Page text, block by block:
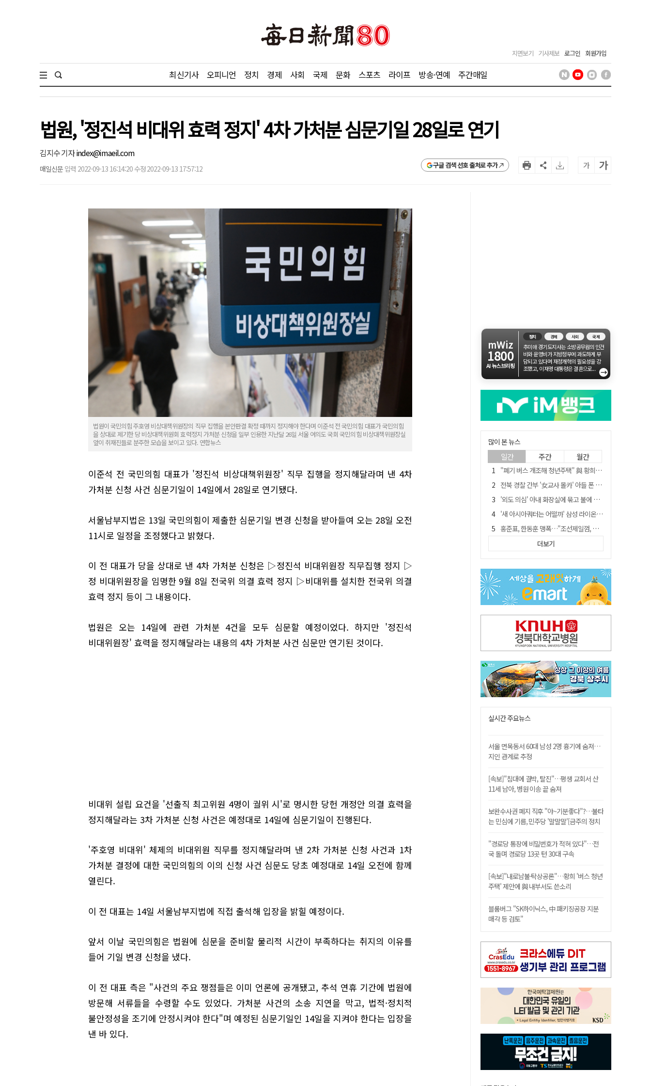
지면보기 기사제보 로그인 회원가입
최신기사 오피니언 정치 경제 사회 국제 문화 스포츠 라이프 방송·연예 주간매일
법원, '정진석 비대위 효력 정지' 4차 가처분 심문기일 28일로 연기
김지수 기자index@imaeil.com
매일신문 입력 2022-09-13 16:14:20 수정 2022-09-13 17:57:12 구글 검색 선호 출처로 추가 가 가
법원이 국민의힘 주호영 비상대책위원장의 직무 집행을 본안판결 확정 때까지 정지해야 한다며 이준석 전 국민의힘 대표가 국민의힘
을 상대로 제기한 당 비상대책위원회 효력정지 가처분 신청을 일부 인용한 지난달 26일 서울 여의도 국회 국민의힘 비상대책위원장실
앞이 취재진들로 분주한 모습을 보이고 있다. 연합뉴스
이준석 전 국민의힘 대표가 '정진석 비상대책위원장' 직무 집행을 정지해달라며 낸 4차
가처분 신청 사건 심문기일이 14일에서 28일로 연기됐다.
서울남부지법은 13일 국민의힘이 제출한 심문기일 변경 신청을 받아들여 오는 28일 오전
11시로 일정을 조정했다고 밝혔다.
이 전 대표가 당을 상대로 낸 4차 가처분 신청은 ▷정진석 비대위원장 직무집행 정지 ▷
정 비대위원장을 임명한 9월 8일 전국위 의결 효력 정지 ▷비대위를 설치한 전국위 의결
효력 정지 등이 그 내용이다.
법원은 오는 14일에 관련 가처분 4건을 모두 심문할 예정이었다. 하지만 '정진석
비대위원장' 효력을 정지해달라는 내용의 4차 가처분 사건 심문만 연기된 것이다.
비대위 설립 요건을 '선출직 최고위원 4명이 궐위 시'로 명시한 당헌 개정안 의결 효력을
정지해달라는 3차 가처분 신청 사건은 예정대로 14일에 심문기일이 진행된다.
'주호영 비대위' 체제의 비대위원 직무를 정지해달라며 낸 2차 가처분 신청 사건과 1차
가처분 결정에 대한 국민의힘의 이의 신청 사건 심문도 당초 예정대로 14일 오전에 함께
열린다.
이 전 대표는 14일 서울남부지법에 직접 출석해 입장을 밝힐 예정이다.
앞서 이날 국민의힘은 법원에 심문을 준비할 물리적 시간이 부족하다는 취지의 이유를
들어 기일 변경 신청을 냈다.
이 전 대표 측은 "사건의 주요 쟁점들은 이미 언론에 공개됐고, 추석 연휴 기간에 법원에
방문해 서류들을 수령할 수도 있었다. 가처분 사건의 소송 지연을 막고, 법적·정치적
불안정성을 조기에 안정시켜야 한다"며 예정된 심문기일인 14일을 지켜야 한다는 입장을
낸 바 있다.
mWiz
1800
AI 뉴스브리핑
정치 경제 사회 국제
추미애 경기도지사는 소방공무원의 인건
비와 운영비가 지방정부에 과도하게 부
담되고 있다며 재정개혁의 필요성을 강
조했고, 이재명 대통령은 결혼으로...
→
많이 본 뉴스
일간 주간 월간
"폐기 버스 개조해 청년주택" 與 황희…'딸 학비는 年 4200만원'
전북 경찰 간부 '女교사 몰카' 아들 폰 부수고…"처벌 못하는 사안" 내부망에 글
'외도 의심' 아내 화장실에 묶고 불에 달군 공구로 고문…남편 검거
'새 아시아쿼터는 어떨까' 삼성 라이온즈, 새 얼굴 투수 미야모리 영입
홍준표, 한동훈 맹폭…"조선제일껌, 권력에 살고 권력에 죽었다"
[시사뒷담] MOU의 함정, 협약식이 투자 확정은 아니긴 해
'장윤기 사건' 피해 여고생 돕다가 다친 고교생, 의상자 인정
"경로당 통장에 비밀번호가 적혀 있다"…전국 돌며 경로당 13곳 턴 30대 구속
"내로남불·탁상공론"…황희 '버스 청년주택' 제안에 與 내부서도 쓴소리
더보기
실시간 주요뉴스
서울 면목동서 60대 남성 2명 흉기에 숨져…
지인 관계로 추정
[속보]"침대에 결박, 탈진"…평생 교회서 산
11세 남아, 병원 이송 끝 숨져
보완수사권 폐지 직후 "야~기분좋다"?…불타
는 민심에 기름, 민주당 '말말말'[금주의 정치
"경로당 통장에 비밀번호가 적혀 있다"…전
국 돌며 경로당 13곳 턴 30대 구속
[속보]"내로남불·탁상공론"…황희 '버스 청년
주택' 제안에 與 내부서도 쓴소리
블룸버그 "SK하이닉스, 中 패키징공장 지분
매각 등 검토"